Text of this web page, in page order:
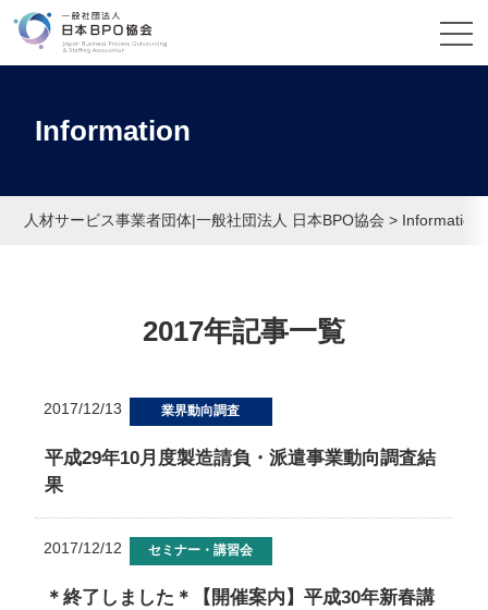
Information
人材サービス事業者団体|一般社団法人 日本BPO協会 > Information
2017年記事一覧
2017/12/13 業界動向調査
平成29年10月度製造請負・派遣事業動向調査結
果
2017/12/12 セミナー・講習会
＊終了しました＊【開催案内】平成30年新春講